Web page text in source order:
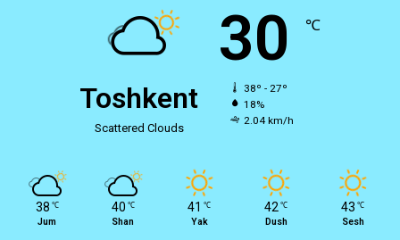
Toshkent
Scattered Clouds
30 ℃
38º - 27º
18%
2.04 km/h
38 ℃
Jum
40 ℃
Shan
41 ℃
Yak
42 ℃
Dush
43 ℃
Sesh